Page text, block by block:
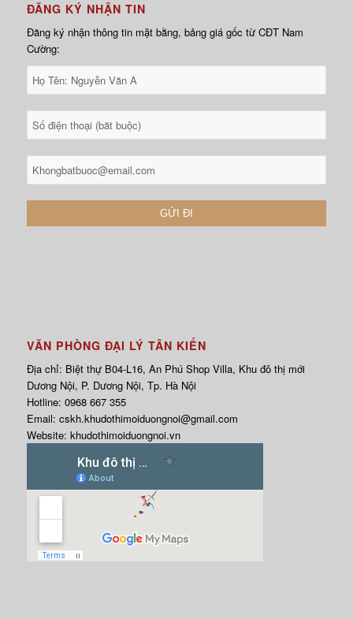
ĐĂNG KÝ NHẬN TIN
Đăng ký nhận thông tin mặt bằng, bảng giá gốc từ CĐT Nam
Cường:
VĂN PHÒNG ĐẠI LÝ TÂN KIẾN
Địa chỉ: Biệt thự B04-L16, An Phú Shop Villa, Khu đô thị mới
Dương Nội, P. Dương Nội, Tp. Hà Nội
Hotline: 0968 667 355
Email: cskh.khudothimoiduongnoi@gmail.com
Website: khudothimoiduongnoi.vn